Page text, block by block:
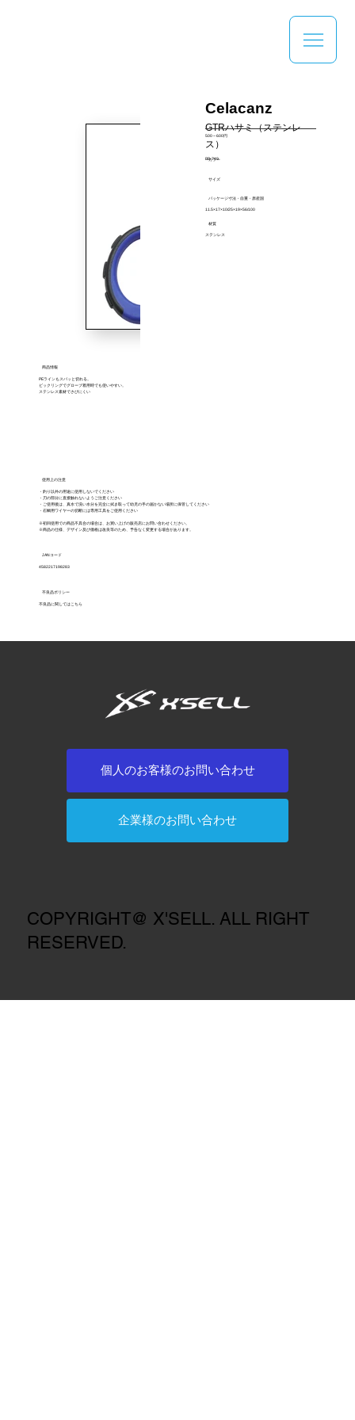
商品情報
PEラインもスパッと切れる。
ビックリングでグローブ着用時でも使いやすい。
ステンレス素材でさびにくい
使用上の注意
・釣り以外の用途に使用しないでください
・刃の部分に直接触れないようご注意ください
・ご使用後は、真水で洗い水分を完全に拭き取って幼児の手の届かない場所に保管してください
・石鯛用ワイヤーの切断には専用工具をご使用ください
※初回使用での商品不具合の場合は、お買い上げの販売店にお問い合わせください。
※商品の仕様、デザイン及び価格は改良等のため、予告なく変更する場合があります。
Celacanz
GTRハサミ（ステンレ
ス）
BB-749
500～600円
カラー
サイズ
パッケージ寸法・自重・原産国
11.5×17×10/25×19×56/100
材質
ステンレス
JANコード
4582217198283
不良品ポリシー
不良品に関してはこちら
COPYRIGHT@ X'SELL. ALL RIGHT
RESERVED.
個人のお客様のお問い合わせ
企業様のお問い合わせ